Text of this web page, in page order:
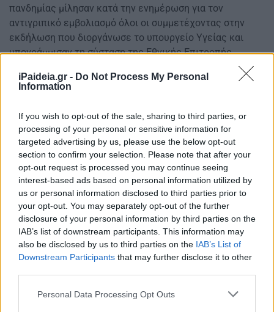
iPaideia.gr - Do Not Process My Personal
Information
If you wish to opt-out of the sale, sharing to third parties, or
processing of your personal or sensitive information for
targeted advertising by us, please use the below opt-out
section to confirm your selection. Please note that after your
opt-out request is processed you may continue seeing
interest-based ads based on personal information utilized by
us or personal information disclosed to third parties prior to
your opt-out. You may separately opt-out of the further
disclosure of your personal information by third parties on the
IAB’s list of downstream participants. This information may
also be disclosed by us to third parties on the IAB’s List of
Downstream Participants that may further disclose it to other
Please note that this website/app uses one or more Google
Personal Data Processing Opt Outs
πανδημίας μίλησαν κατά την ενημέρωση για τον
αντιγριπικό εμβολιασμό όλοι οι συμμετέχοντας στην
εκδήλωση που διοργάνωσε το υπουργείο Υγείας και
υπογράμμισαν τη σύσταση της Εθνικής Επιτροπής
εμβολιασμός να ξεκινήσει μέσα Οκτωβρίου, καθώς η
Δεκέμβριο, ώστε να χτίσουμε το τείχος ανοσίας.
Η πρόεδρος της Εθνικής Επιτροπής Εμβολιασμών Μαρία
Θεοδωρίδου, είπε, ότι η φετινή χρονιά είναι ιδιαίτερη
και ότι ο εμβολιασμός της γρίπης θα γίνεται παράλληλα
με την εξέλιξη του δεύτερου κύματος της επιδημίας.
Προσέθεσε ότι σε κανένα μέρος του κόσμου, η
συνύπαρξη του κορονοϊού με τη γρίπη, δεν έχει
μεταβάλλει τα προγράμματα των εμβολιασμών. Η
κ.Θεοδωρίδου υπογράμμισε ότι «η ηλεκτρονική
συνταγογράφηση που εφαρμόζεται φέτος θα δώσει
στοιχεία για τα ποσοστά εμβολιασμού στη χώρα μας,
καθώς και για τις ομάδες που εμβολιάζονται».